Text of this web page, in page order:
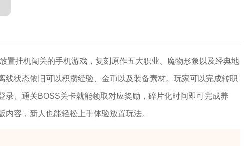
置挂机闯关的手机游戏，复刻原作五大职业、魔物形象以及经典地
状态依旧可以积攒经验、金币以及装备素材。玩家可以完成转职
录、通关BOSS关卡就能领取对应奖励，碎片化时间即可完成养
容，新人也能轻松上手体验放置玩法。